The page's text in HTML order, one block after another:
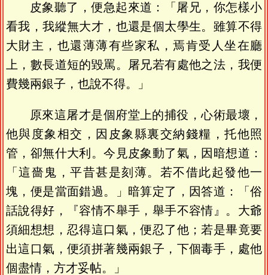
皮象聽了，便急起來道：「屠兄，你怎樣小
看我，我縱無大才，也還是個太學生。雖算不得
大財主，也還薄薄有些家私，焉肯受人坐在廳
上，數長道短的毀罵。屠兄若有處他之法，我便
費幾兩銀子，也說不得。」
原來這屠才是個府堂上的捕役，心術最壞，
他與度象相交，因皮象縣裏交納錢糧，托他照
管，卻無什大利。今見皮象動了氣，因暗想道：
「這嗇鬼，平昔甚是刻薄。若不借此起發他一
塊，便是當面錯過。」暗算定了，因答道：「俗
話說得好，『容情不舉手，舉手不容情』。大爺
須細想想，忍得這口氣，便忍了他；若是畢竟要
出這口氣，便須拼著幾兩銀子，下個毒手，處他
個盡情，方才妥帖。」